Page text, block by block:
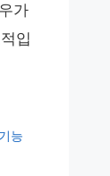
가
입
능